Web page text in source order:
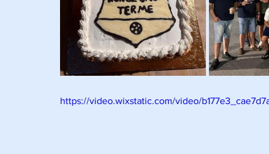
https://video.wixstatic.com/video/